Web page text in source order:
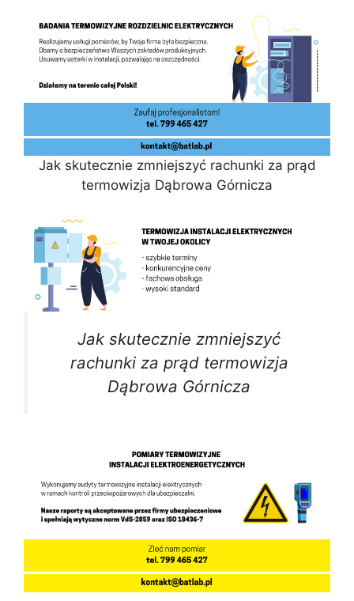
Jak skutecznie zmniejszyć rachunki za prąd
termowizja Dąbrowa Górnicza
Jak skutecznie zmniejszyć
rachunki za prąd termowizja
Dąbrowa Górnicza